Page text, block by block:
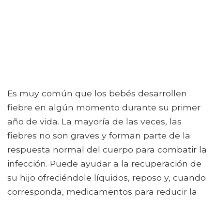
Es muy común que los bebés desarrollen
fiebre en algún momento durante su primer
año de vida. La mayoría de las veces, las
fiebres no son graves y forman parte de la
respuesta normal del cuerpo para combatir la
infección. Puede ayudar a la recuperación de
su hijo ofreciéndole líquidos, reposo y, cuando
corresponda, medicamentos para reducir la